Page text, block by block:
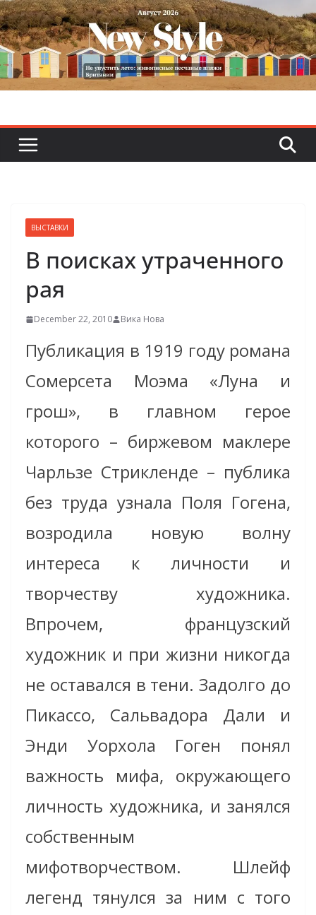
Skip
to
content
ВЫСТАВКИ
В поисках утраченного
рая
December 22, 2010 Вика Нова
Публикация в 1919 году романа
Сомерсета Моэма «Луна и
грош», в главном герое
которого – биржевом маклере
Чарльзе Стрикленде – публика
без труда узнала Поля Гогена,
возродила новую волну
интереса к личности и
творчеству художника.
Впрочем, французский
художник и при жизни никогда
не оставался в тени. Задолго до
Пикассо, Сальвадора Дали и
Энди Уорхола Гоген понял
важность мифа, окружающего
личность художника, и занялся
собственным
мифотворчеством. Шлейф
легенд тянулся за ним с того